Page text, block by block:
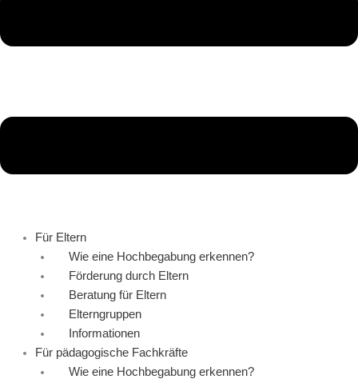
Für Eltern
Wie eine Hochbegabung erkennen?
Förderung durch Eltern
Beratung für Eltern
Elterngruppen
Informationen
Für pädagogische Fachkräfte
Wie eine Hochbegabung erkennen?